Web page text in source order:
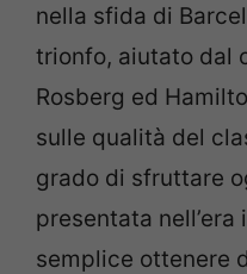
nella sfida di
trionfo, aiutato dal
Rosberg ed
sulle qualità del
grado di sfruttare
presentata nell’era
semplice ottenere